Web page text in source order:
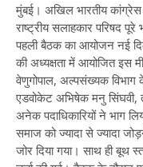
मुंबई। अखिल भारतीय
राष्ट्रीय सलाहकार परिषद
पहली बैठक का आयोजन नई
की अध्यक्षता में आयोजित इस
वेणुगोपाल, अल्पसंख्यक विभाग
एडवोकेट अभिषेक मनु
अनेक पदाधिकारियों ने भाग
समाज को ज्यादा से ज्यादा
जोर दिया गया। साथ ही बूथ